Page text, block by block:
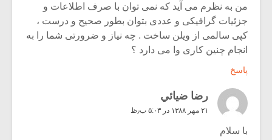
من به نظرم می آید که نمی توان با صرف اطلاعات و
جزئیات گرافیکی و عددی بتوان بطور صحیح و درست ،
کپی سالمی از ویلن ساخت . چه نیاز و ضرورتی شما را به
انجام چنین کاری وا می دارد ؟
پاسخ
رضا ضيائي
۲۱ مهر ۱۳۸۸ در ۵:۰۳ ب٫ظ
با سلام